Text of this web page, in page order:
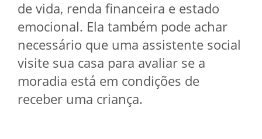
de vida, renda financeira e estado
emocional. Ela também pode achar
necessário que uma assistente social
visite sua casa para avaliar se a
moradia está em condições de
receber uma criança.